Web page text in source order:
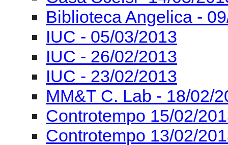
Biblioteca Angelica -
IUC - 05/03/2013
IUC - 26/02/2013
IUC - 23/02/2013
MM&T C. Lab - 18/02/
Controtempo 15/02/
Controtempo 13/02/